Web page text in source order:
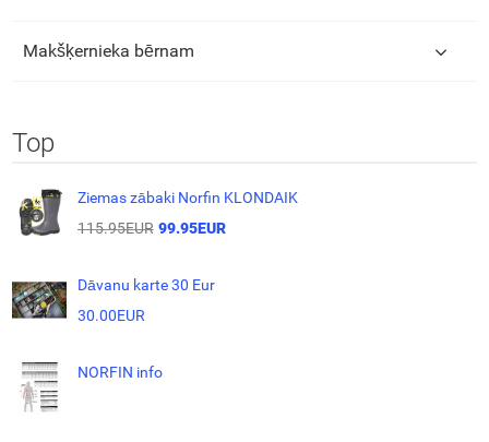
Makšķernieka bērnam
Top
Ziemas zābaki Norfin KLONDAIK
115.95EUR 99.95EUR
Dāvanu karte 30 Eur
30.00EUR
NORFIN info